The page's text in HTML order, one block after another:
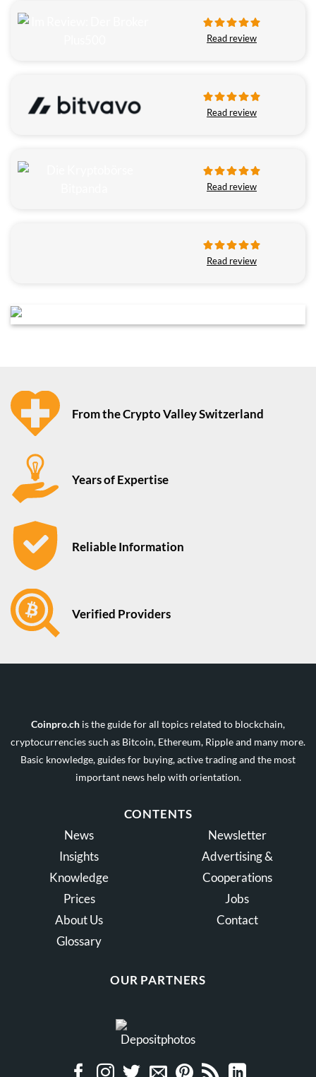
Read review
Read review
Read review
Read review
From the Crypto Valley Switzerland
Years of Expertise
Reliable Information
Verified Providers
Coinpro.ch is the guide for all topics related to blockchain,
cryptocurrencies such as Bitcoin, Ethereum, Ripple and many more.
Basic knowledge, guides for buying, active trading and the most
important news help with orientation.
CONTENTS
News
Insights
Knowledge
Prices
About Us
Glossary
Newsletter
Advertising &
Cooperations
Jobs
Contact
OUR PARTNERS